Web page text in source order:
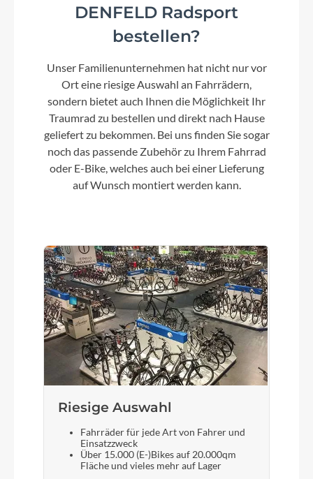
Kette
Gewicht
Shimano 105 FD-R7100-F, Braze-On
ACROS, Top Integrated 1 1/2" w/ Integrated
Cable Routing, Bottom Integrated 1 1/4"
Sattel
ACID Nuance Pro
Gabel
Tapered, Flat Mount, 12x100mm
Sattelstütze
DENFELD Radsport
bestellen?
Unser Familienunternehmen hat nicht nur vor
Ort eine riesige Auswahl an Fahrrädern,
sondern bietet auch Ihnen die Möglichkeit Ihr
Traumrad zu bestellen und direkt nach Hause
geliefert zu bekommen. Bei uns finden Sie sogar
noch das passende Zubehör zu Ihrem Fahrrad
oder E-Bike, welches auch bei einer Lieferung
auf Wunsch montiert werden kann.
Riesige Auswahl
Fahrräder für jede Art von Fahrer und
Einsatzzweck
Über 15.000 (E-)Bikes auf 20.000qm
Fläche und vieles mehr auf Lager